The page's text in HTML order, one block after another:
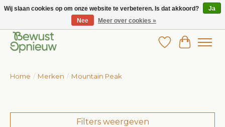
Wij bieden het grootste aanbod in betaalbare kinderkleding!
Verlanglijst
Home / Merken / Mountain Peak
Filters weergeven
Wij slaan cookies op om onze website te verbeteren. Is dat akkoord?
Ja
Nee
Meer over cookies »